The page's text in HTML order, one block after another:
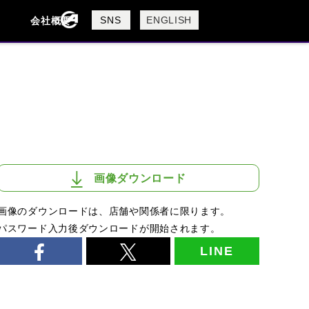
会社概要
会社概要
採用情報
SNS ENGLISH
画像ダウンロード
像のダウンロードは、店舗や関係者に限ります。
スワード入力後ダウンロードが開始されます。
LINE